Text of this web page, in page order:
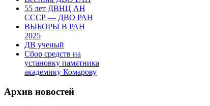
55 лет ДВНЦ АН
СССР — ДВО РАН
ВЫБОРЫ В РАН
2025
ДВ ученый
Сбор средств на
установку памятника
академику Комарову
Архив новостей